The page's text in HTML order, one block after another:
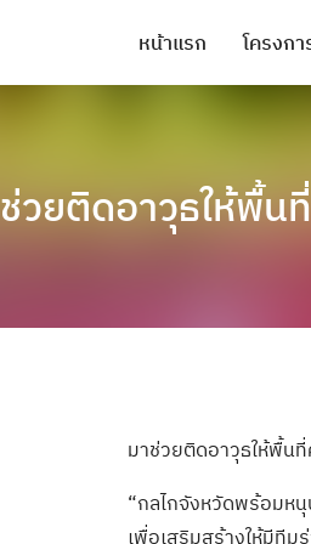
หน้าแรก โครงก
วยติดอาวุธให้พื้น
มาช่วยติดอาวุธให้พื้น
“กลไกจังหวัดพร้อมห
เพื่อเสริมสร้างให้มีทีม